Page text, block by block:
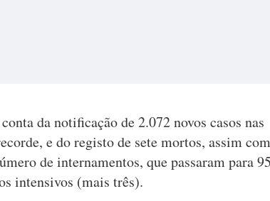
da notificação de 2.072 novos casos nas
e do registo de sete mortos, assim
de internamentos, que passaram para
intensivos (mais três).